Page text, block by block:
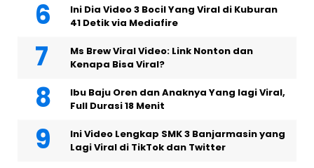
Ini Dia Video 3 Bocil Yang Viral di Kuburan
41 Detik via Mediafire
Ms Brew Viral Video: Link Nonton dan
Kenapa Bisa Viral?
Ibu Baju Oren dan Anaknya Yang lagi Viral,
Full Durasi 18 Menit
Ini Video Lengkap SMK 3 Banjarmasin yang
Lagi Viral di TikTok dan Twitter